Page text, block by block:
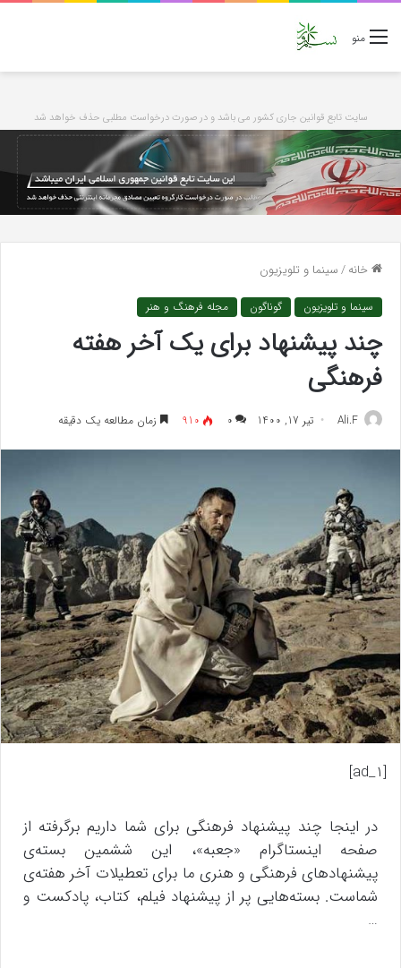
منو
سایت تابع قوانین جاری کشور می باشد و در صورت درخواست مطلبی حذف خواهد شد
خانه/سینما و تلویزیون
سینما و تلویزیون گوناگون مجله فرهنگ و هنر
چند پیشنهاد برای یک آخر هفته
فرهنگی
Ali.F تیر 17, 1400 ۰ 910 زمان مطالعه یک دقیقه
[ad_1]
در اینجا چند پیشنهاد فرهنگی برای شما داریم برگرفته از
صفحه اینستاگرام «جعبه»، این ششمین بسته‌ی
پیشنهاد‌های فرهنگی و هنری ما برای تعطیلات آخر هفته‌ی
شماست. بسته‌هایی پر از پیشنهاد فیلم، کتاب، پادکست و
…